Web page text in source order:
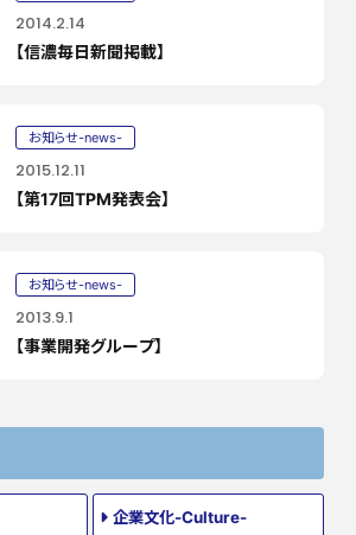
2014.2.14
【信濃毎日新聞掲載】
お知らせ-news-
2015.12.11
【第17回TPM発表会】
お知らせ-news-
2013.9.1
【事業開発グループ】
企業文化-Culture-